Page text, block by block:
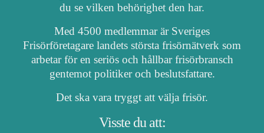
du se vilken behörighet den har.
Med 4500 medlemmar är Sveriges
Frisörföretagare landets största frisörnätverk som
arbetar för en seriös och hållbar frisörbransch
gentemot politiker och beslutsfattare.
Det ska vara tryggt att välja frisör.
Visste du att: